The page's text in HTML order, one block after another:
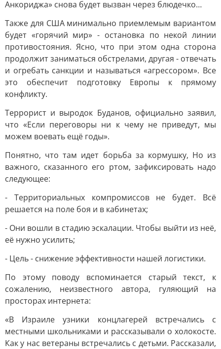
Анкориджа» снова будет вызван через блюдечко…
Также для США минимально приемлемым вариантом
будет «горячий мир» - остановка по некой линии
противостояния. Ясно, что при этом одна сторона
продолжит заниматься обстрелами, другая - отвечать
и огребать санкции и называться «агрессором». Все
это обеспечит подготовку Европы к прямому
конфликту.
Террорист и выродок Буданов, официально заявил,
что «Если переговоры ни к чему не приведут, мы
можем воевать ещё годы».
Понятно, что там идет борьба за кормушку, Но из
важного, сказанного его ртом, зафиксировать надо
следующее:
- Территориальных компромиссов не будет. Всё
решается на поле боя и в кабинетах;
- Они вошли в стадию эскалации. Чтобы выйти из неё,
её нужно усилить;
- Цель - снижение эффективности нашей логистики.
По этому поводу вспоминается старый текст, к
сожалению, неизвестного автора, гуляющий на
просторах интернета:
«В Израиле узники концлагерей встречались с
местными школьниками и рассказывали о холокосте.
Как у нас ветераны встречались с детьми. Рассказали,